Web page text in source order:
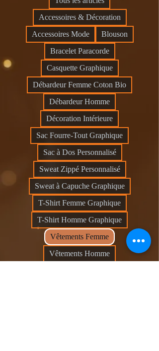
Accessoires & Décoration
Accessoires Mode
Blouson
Bracelet Paracorde
Casquette Graphique
Débardeur Femme Coton Bio
Débardeur Homme
Décoration Intérieure
Sac Fourre-Tout Graphique
Sac à Dos Personnalisé
Sweat Zippé Personnalisé
Sweat à Capuche Graphique
T-Shirt Femme Graphique
T-Shirt Homme Graphique
Vêtements Femme
Vêtements Homme